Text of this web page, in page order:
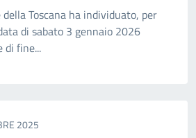
Toscana ha individuato, per
di sabato 3 gennaio 2026
di fine...
2025